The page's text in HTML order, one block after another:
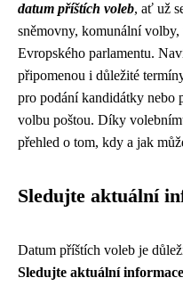
datum příštích voleb, ať už
sněmovny, komunální
Evropského parlamentu.
připomenou i důležité
pro podání kandidátky nebo
volbu poštou. Díky
přehled o tom, kdy a jak
Sledujte aktuální
Datum příštích voleb je
Sledujte aktuální informace